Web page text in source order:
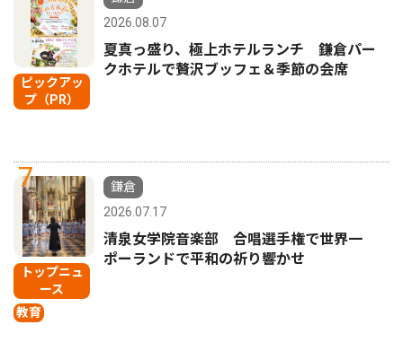
ピックアッ
プ（PR）
2026.08.07
夏真っ盛り、極上ホテルランチ 鎌倉パー
クホテルで贅沢ブッフェ＆季節の会席
7
トップニュ
ース
教育
鎌倉
2026.07.17
清泉女学院音楽部 合唱選手権で世界一
ポーランドで平和の祈り響かせ